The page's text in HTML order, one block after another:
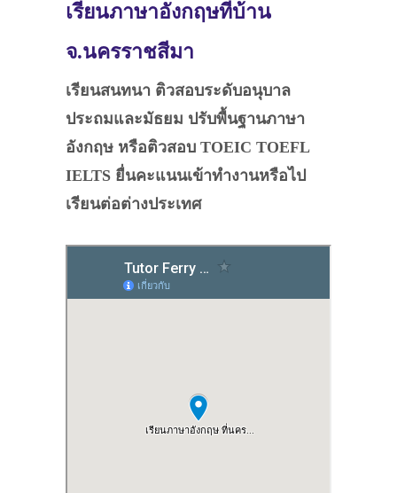
เรียนภาษาอังกฤษที่บ้าน
จ.นครราชสีมา
เรียนสนทนา ติวสอบระดับอนุบาล
ประถมและมัธยม ปรับพื้นฐานภาษา
อังกฤษ หรือติวสอบ TOEIC TOEFL
IELTS ยื่นคะแนนเข้าทำงานหรือไป
เรียนต่อต่างประเทศ